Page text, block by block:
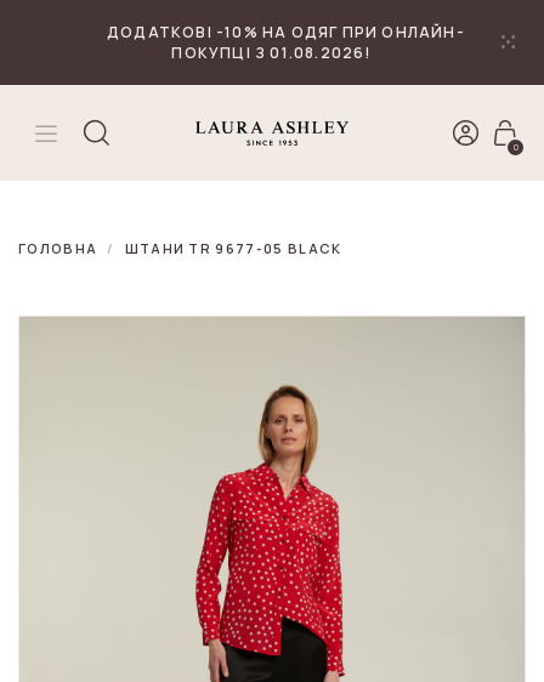
ДОДАТКОВІ -10% НА ОДЯГ ПРИ ОНЛАЙН-
ПОКУПЦІ З 01.08.2026!
0
ГОЛОВНА ШТАНИ TR 9677-05 BLACK